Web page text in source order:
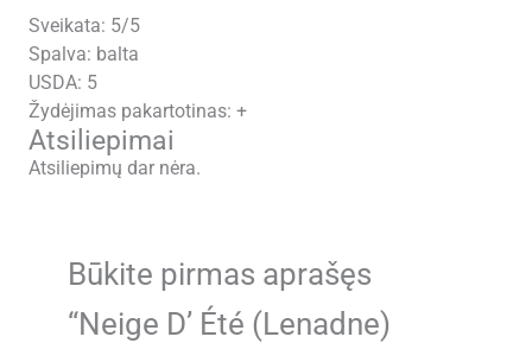
Sveikata: 5/5
Spalva: balta
USDA: 5
Žydėjimas pakartotinas: +
Atsiliepimai
Atsiliepimų dar nėra.
Būkite pirmas aprašęs
“Neige D’ Été (Lenadne)